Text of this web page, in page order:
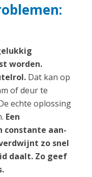
worden.
Dat kan op
of deur te
echte oplossing
Een
aan-
zo snel
daalt. Zo geef